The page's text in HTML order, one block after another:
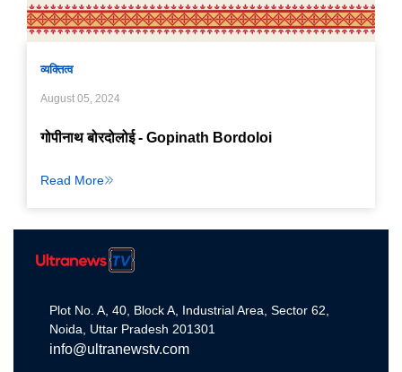
व्यक्तित्व
August 05, 2024
गोपीनाथ बोरदोलोई - Gopinath Bordoloi
Read More
Plot No. A, 40, Block A, Industrial Area, Sector 62,
Noida, Uttar Pradesh 201301
info@ultranewstv.com